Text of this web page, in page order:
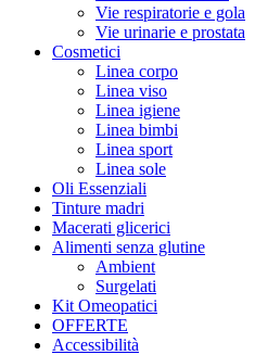
Vie respiratorie e gola
Vie urinarie e prostata
Cosmetici
Linea corpo
Linea viso
Linea igiene
Linea bimbi
Linea sport
Linea sole
Oli Essenziali
Tinture madri
Macerati glicerici
Alimenti senza glutine
Ambient
Surgelati
Kit Omeopatici
OFFERTE
Accessibilità